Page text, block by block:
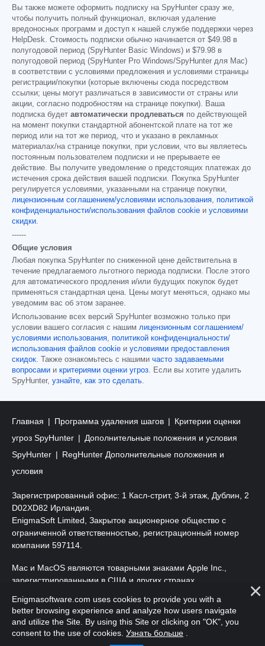
Вы также можете оформить подписку на SpyHunter сразу же,
чтобы получить полный функционал, включая удаление
вредоносных программ и доступ к нашей службе поддержки через
HelpDesk. Стоимость подписки обычно начинается от $49.98 в
полугодовой период (SpyHunter Basic Windows) и $79.98 в
полугодовой период (SpyHunter Pro Windows/SpyHunter для Mac)
в соответствии с условиями предложения и условиями страницы
регистрации/покупки (которые включены сюда посредством
ссылки; цены могут различаться в зависимости от страны или
акции, согласно подробностям на странице покупки). Ваша
подписка будет автоматически продлеваться по действующей
на момент покупки стандартной абонентской плате на тот же
период или на тот же период, что и указано в рекламных
материалах/на странице покупки, при условии, что вы являетесь
постоянным пользователем подписки и не прерываете ее
действие. Вы получите уведомление о предстоящих платежах до
истечения срока действия вашей подписки. Покупка SpyHunter
регулируется условиями, указанными на странице покупки,
лицензионным соглашением/условиями использования, политикой
конфиденциальности/использования файлов cookie и условиями
скидки.
------
Общие условия
Любая покупка SpyHunter по сниженной цене действительна в
течение предлагаемого льготного периода подписки. После этого
для автоматического продления и/или будущих покупок будет
применяться стандартная цена. Цены могут меняться, однако мы
уведомим вас об этом заранее.
Использование всех версий SpyHunter возможно только при
условии вашего согласия с нашим лицензионным соглашением/
условиями использования, политикой конфиденциальности/
использования файлов cookie и условиями предоставления
скидок. Также ознакомьтесь с нашими часто задаваемыми
вопросами и критериями оценки угроз. Если вы хотите удалить
SpyHunter, узнайте, как это сделать.
Главная Программа удаления шагов
Критерии оценки
угроз SpyHunter
Дополнительные положения и условия
SpyHunter
RegHunter Дополнительные положения и
условия
Зарегистрированный офис: 1 Касл-стрит, 3-й этаж, Дублин, 2
D02XD82 Ирландия.
EnigmaSoft Limited, Закрытое акционерное общество с
ограниченной ответственностью, регистрационный номер
компании 597114.
Mac и MacOS являются товарными знаками Apple Inc.,
зарегистрированными в США и других странах.
Copyright 2016-2026 . EnigmaSoft Ltd. Все права защищены.
Enigmasoftware.com uses cookies to provide you with a
better browsing experience and analyze how users navigate
and utilize the Site. By using this Site or clicking on "OK", you
consent to the use of cookies. Узнать больше